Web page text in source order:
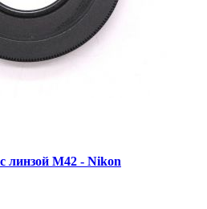
линзой М42 - Nikon